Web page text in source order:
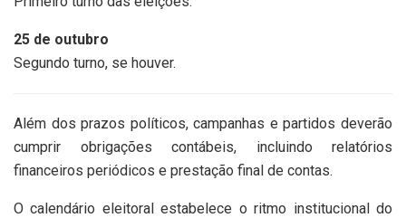
25 de outubro
Segundo turno, se houver.
Além dos prazos políticos, campanhas e partidos deverão
cumprir obrigações contábeis, incluindo relatórios
financeiros periódicos e prestação final de contas.
O calendário eleitoral estabelece o ritmo institucional do